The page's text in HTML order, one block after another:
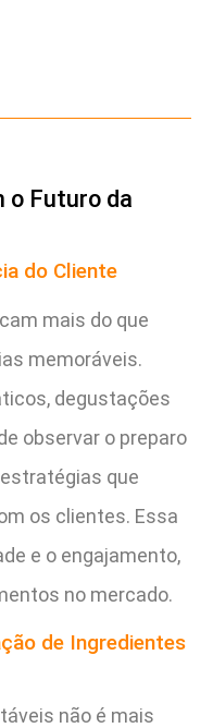
o Futuro da
do Cliente
mais do que
memoráveis.
degustações
observar o preparo
que
os clientes. Essa
e o engajamento,
no mercado.
de Ingredientes
não é mais